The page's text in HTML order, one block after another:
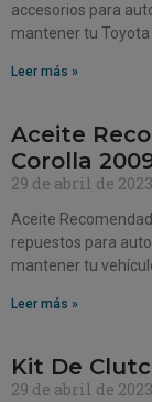
accesorios para
mantener tu
Leer más »
Aceite
Corolla
29 de abril de 2023
Aceite
repuestos para
mantener tu
Leer más »
Kit De
29 de abril de 2023